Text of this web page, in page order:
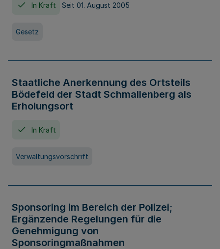
In Kraft Seit 01. August 2005
Gesetz
Staatliche Anerkennung des Ortsteils
Bödefeld der Stadt Schmallenberg als
Erholungsort
In Kraft
Verwaltungsvorschrift
Sponsoring im Bereich der Polizei;
Ergänzende Regelungen für die
Genehmigung von
Sponsoringmaßnahmen